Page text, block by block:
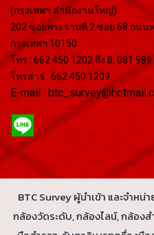
(กรุงเทพฯ สำนักงานใหญ่)
202 ซอยพระรามที่ 2 ซอย 68 ถน
กรุงเทพฯ 10150
โทร : 662 450 1202 ถึง 8, 081 989
โทรสาร : 662 450 1209
E-mail :
BTC Survey ผู้นำเข้า และจำหน่
กล้องวัดระดับ, กล้องไลน์, กล้อง